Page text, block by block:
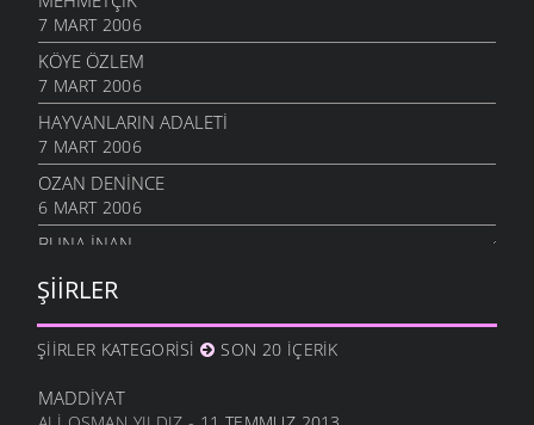
7 MART 2006
KÖYE ÖZLEM
7 MART 2006
HAYVANLARIN ADALETI
7 MART 2006
OZAN DENINCE
6 MART 2006
BUNA İNAN
NASIL OLUR
6 MART 2006
İHTIYAR İNSAN
6 MART 2006
ŞIIRLER
ŞIIRLER KATEGORISI SON 20 İÇERIK
MADDIYAT